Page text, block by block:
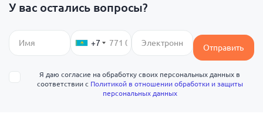
У вас остались вопросы?
+7 Отправить
Я даю согласие на обработку своих персональных данных в
соответствии с Политикой в отношении обработки и защиты
персональных данных